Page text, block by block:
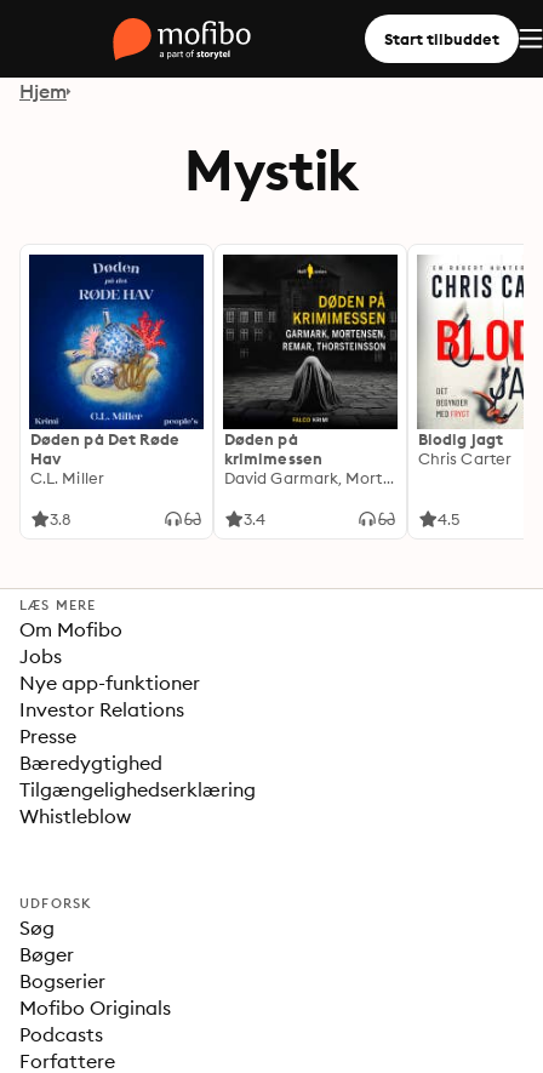
Start tilbuddet
Hjem
Mystik
Døden på Det Røde
Hav
C.L. Miller
3.8
Døden på
krimimessen
David Garmark, Morten Remar, Tommy Thorsteinsson, Allan Erik Mortensen
3.4
Blodig jagt
Chris Carter
4.5
LÆS MERE
Om Mofibo
Jobs
Nye app-funktioner
Investor Relations
Presse
Bæredygtighed
Tilgængelighedserklæring
Whistleblow
UDFORSK
Søg
Bøger
Bogserier
Mofibo Originals
Podcasts
Forfattere